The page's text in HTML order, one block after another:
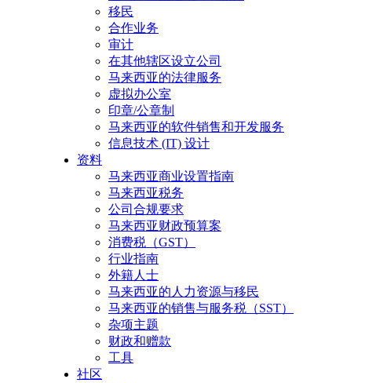
移民
合作业务
审计
在其他辖区设立公司
马来西亚的法律服务
虚拟办公室
印章/公章制
马来西亚的软件销售和开发服务
信息技术 (IT) 设计
资料
马来西亚商业设置指南
马来西亚税务
公司合规要求
马来西亚财政预算案
消费税（GST）
行业指南
外籍人士
马来西亚的人力资源与移民
马来西亚的销售与服务税（SST）
杂项主题
财政和赠款
工具
社区